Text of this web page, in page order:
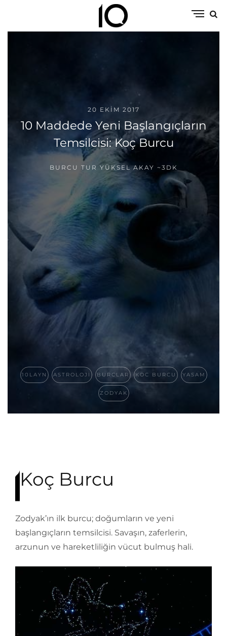
20 EKIM 2017
10 Maddede Yeni Başlangıçların
Temsilcisi: Koç Burcu
BURCU TUR YÜKSEL AKAY ~3DK
10LAYN ASTROLOJI BURCLAR KOC BURCU YASAM
ZODYAK
Koç Burcu
Zodyak’ın ilk burcu; doğumların ve yeni
başlangıçların temsilcisi. Savaşın, zaferlerin,
arzunun ve hareketliliğin vücut bulmuş hali.